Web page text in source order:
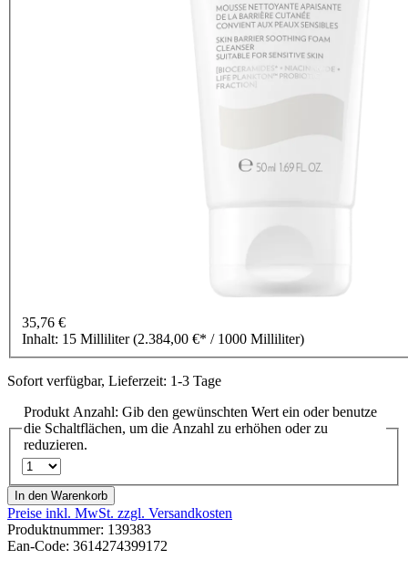
35,76 €
Inhalt: 15 Milliliter(2.384,00 €* / 1000 Milliliter)
Sofort verfügbar, Lieferzeit: 1-3 Tage
Produkt Anzahl: Gib den gewünschten Wert ein oder benutze
die Schaltflächen, um die Anzahl zu erhöhen oder zu
reduzieren.
In den Warenkorb
Preise inkl. MwSt. zzgl. Versandkosten
Produktnummer: 139383
Ean-Code: 3614274399172